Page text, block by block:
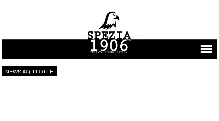
Vai al contenuto
NEWS AQUILOTTE